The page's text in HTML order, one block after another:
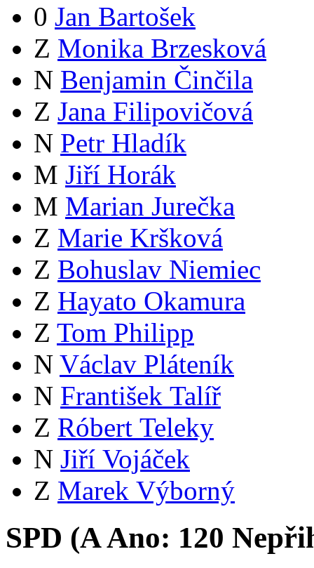
0 Jan Bartošek
Z Monika Brzesková
N Benjamin Činčila
Z Jana Filipovičová
N Petr Hladík
M Jiří Horák
M Marian Jurečka
Z Marie Kršková
Z Bohuslav Niemiec
Z Hayato Okamura
Z Tom Philipp
N Václav Pláteník
N František Talíř
Z Róbert Teleky
N Jiří Vojáček
Z Marek Výborný
SPD (AAno: 120